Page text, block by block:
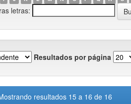
letras:
Resultados por página
resultados 15 a 16 de 16